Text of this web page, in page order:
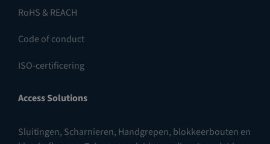
RoHS & REACH
Code of conduct
ISO-certificering
Access Solutions
Sluitingen, Scharnieren, Handgrepen, blokkeerbouten en